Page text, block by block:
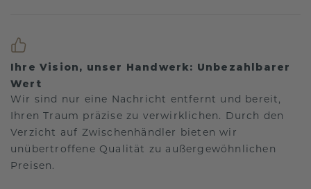
Ihre Vision, unser Handwerk: Unbezahlbarer
Wert
Wir sind nur eine Nachricht entfernt und bereit,
Ihren Traum präzise zu verwirklichen. Durch den
Verzicht auf Zwischenhändler bieten wir
unübertroffene Qualität zu außergewöhnlichen
Preisen.